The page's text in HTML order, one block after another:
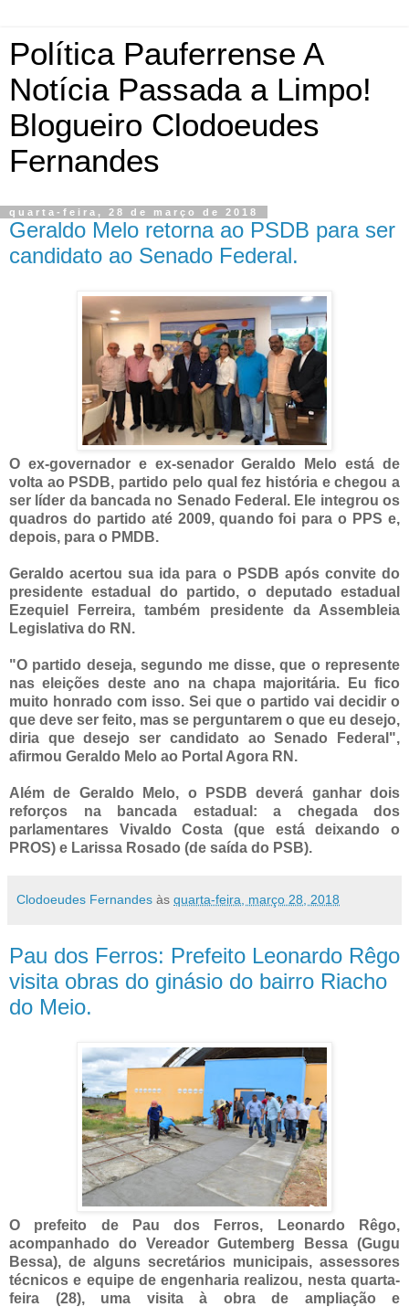
Política Pauferrense A
Notícia Passada a Limpo!
Blogueiro Clodoeudes
Fernandes
quarta-feira, 28 de março de 2018
Geraldo Melo retorna ao PSDB para ser
candidato ao Senado Federal.
O ex-governador e ex-senador Geraldo Melo está de
volta ao PSDB, partido pelo qual fez história e chegou a
ser líder da bancada no Senado Federal. Ele integrou os
quadros do partido até 2009, quando foi para o PPS e,
depois, para o PMDB.
Geraldo acertou sua ida para o PSDB após convite do
presidente estadual do partido, o deputado estadual
Ezequiel Ferreira, também presidente da Assembleia
Legislativa do RN.
"O partido deseja, segundo me disse, que o represente
nas eleições deste ano na chapa majoritária. Eu fico
muito honrado com isso. Sei que o partido vai decidir o
que deve ser feito, mas se perguntarem o que eu desejo,
diria que desejo ser candidato ao Senado Federal",
afirmou Geraldo Melo ao Portal Agora RN.
Além de Geraldo Melo, o PSDB deverá ganhar dois
reforços na bancada estadual: a chegada dos
parlamentares Vivaldo Costa (que está deixando o
PROS) e Larissa Rosado (de saída do PSB).
Clodoeudes Fernandes às quarta-feira, março 28, 2018
Pau dos Ferros: Prefeito Leonardo Rêgo
visita obras do ginásio do bairro Riacho
do Meio.
O prefeito de Pau dos Ferros, Leonardo Rêgo,
acompanhado do Vereador Gutemberg Bessa (Gugu
Bessa), de alguns secretários municipais, assessores
técnicos e equipe de engenharia realizou, nesta quarta-
feira (28), uma visita à obra de ampliação e